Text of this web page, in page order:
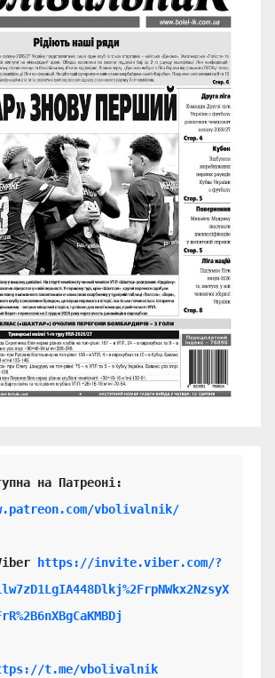
vbolivalnik/
https://invite.viber.com/?
t.me/vbolivalnik